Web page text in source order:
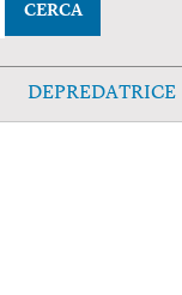
CERCA
DEPREDATRICE